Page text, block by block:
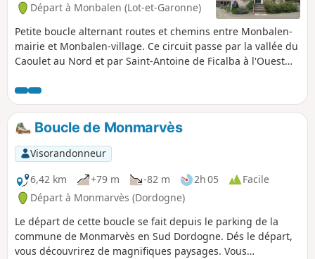
Départ à Monbalen (Lot-et-Garonne)
Petite boucle alternant routes et chemins entre Monbalen-
mairie et Monbalen-village. Ce circuit passe par la vallée du
Caoulet au Nord et par Saint-Antoine de Ficalba à l'Ouest
Boucle de Monmarvès
Visorandonneur
6,42 km
+79 m -82 m 2h 05
Facile
Départ à Monmarvès (Dordogne)
Le départ de cette boucle se fait depuis le parking de la
commune de Monmarvès en Sud Dordogne. Dés le départ,
vous découvrirez de magnifiques paysages. Vous